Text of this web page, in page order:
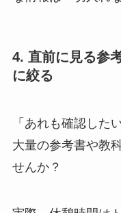
4. 直前に見る参
に絞る
「あれも確認した
大量の参考書や教
せんか？